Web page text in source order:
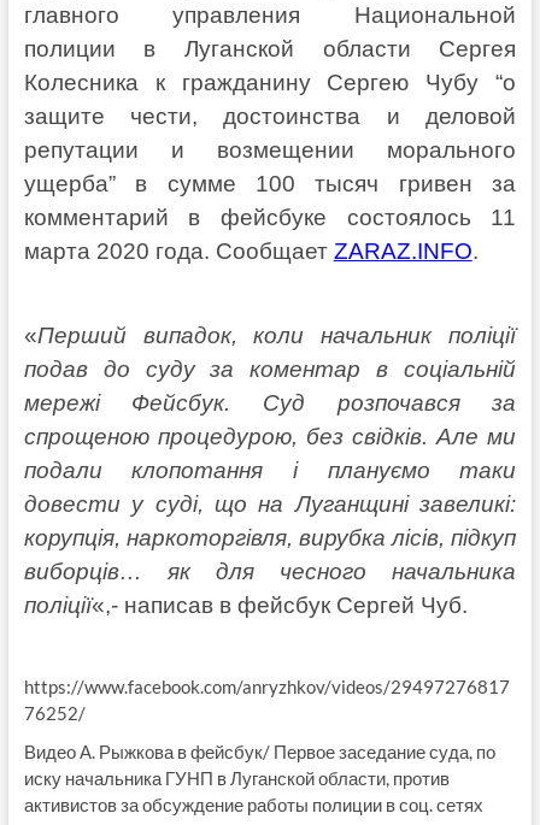
главного управления Национальной
полиции в Луганской области Сергея
Колесника к гражданину Сергею Чубу “о
защите чести, достоинства и деловой
репутации и возмещении морального
ущерба” в сумме 100 тысяч гривен за
комментарий в фейсбуке состоялось 11
марта 2020 года. Сообщает ZARAZ.INFO.
«Перший випадок, коли начальник полiцiï
подав до суду за коментар в соцiальнiй
мережi Фейсбук. Суд розпочався за
спрощеною процедурою, без свiдкiв. Але ми
подали клопотання i плануємо таки
довести у судi, що на Луганщинi завеликi:
корупцiя, наркоторгiвля, вирубка лiсiв, пiдкуп
виборцiв… як для чесного начальника
полiцiï«,- написав в фейсбук Сергей Чуб.
https://www.facebook.com/anryzhkov/videos/29497276817
76252/
Видео А. Рыжкова в фейсбук/ Первое заседание суда, по
иску начальника ГУНП в Луганской области, против
активистов за обсуждение работы полиции в соц. сетях